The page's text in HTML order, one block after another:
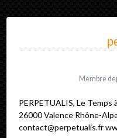
Membre
PERPETUALIS, Le
26000 Valence Rhône-
contact@perpetualis.fr